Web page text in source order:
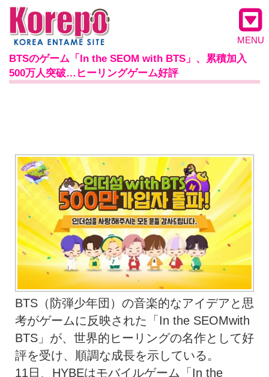
MENU
BTSのゲーム「In the SEOM with BTS」、累積加入
500万人突破…ヒーリングゲーム好評
BTS（防弾少年団）の音楽的なアイデアと思
考がゲームに反映された「In the SEOMwith
BTS」が、世界的ヒーリングの名作として好
評を受け、順調な成長を示している。
11日、HYBEはモバイルゲーム「In the